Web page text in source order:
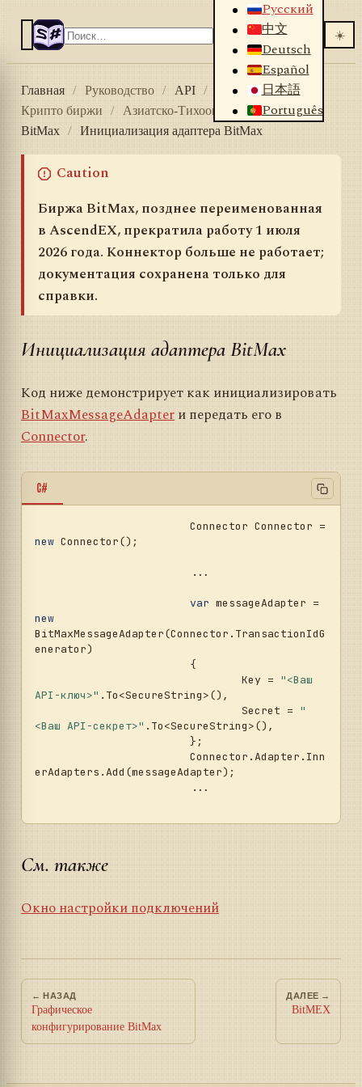
Русский
中文
Deutsch
Español
日本語
Português
☀️
Главная / Руководство / API / Коннекторы
/
Крипто биржи
/ Азиатско-Тихоокеанский регион
/
BitMax
/ Инициализация адаптера BitMax
Caution
Биржа BitMax, позднее переименованная
в AscendEX, прекратила работу 1 июля
2026 года. Коннектор больше не работает;
документация сохранена только для
справки.
Инициализация адаптера BitMax
Код ниже демонстрирует как инициализировать
BitMaxMessageAdapterи передать его в
Connector.
C#
new Connector();
var
new
BitMaxMessageAdapter(Connector.TransactionIdG
enerator)
				Key =
"<Ваш
API-ключ>" .To<SecureString>(),
				Secret =
"
<Ваш API-секрет>" .To<SecureString>(),
erAdapters.Add(messageAdapter);
См. также
Окно настройки подключений
← НАЗАД
Графическое
конфигурирование BitMax
ДАЛЕЕ →
BitMEX